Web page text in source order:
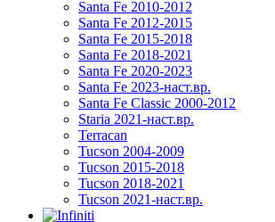
Santa Fe 2010-2012
Santa Fe 2012-2015
Santa Fe 2015-2018
Santa Fe 2018-2021
Santa Fe 2020-2023
Santa Fe 2023-наст.вр.
Santa Fe Classic 2000-2012
Staria 2021-наст.вр.
Terracan
Tucson 2004-2009
Tucson 2015-2018
Tucson 2018-2021
Tucson 2021-наст.вр.